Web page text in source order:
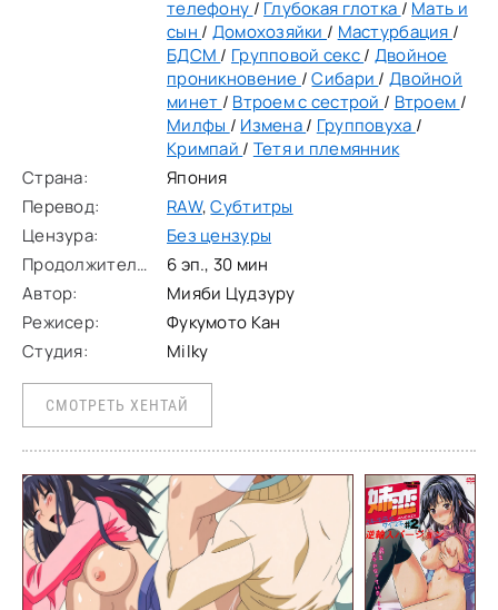
телефону / Глубокая глотка / Мать и
сын / Домохозяйки / Мастурбация /
БДСМ / Групповой секс/ Двойное
проникновение /Сибари /Двойной
минет / Втроем с сестрой / Втроем /
Милфы / Измена/ Групповуха /
Кримпай / Тетя и племянник
Страна:
Япония
Перевод:
RAW,Субтитры
Цензура:
Без цензуры
Продолжительность:
6 эп., 30 мин
Автор:
Мияби Цудзуру
Режисер:
Фукумото Кан
Студия:
Milky
СМОТРЕТЬ ХЕНТАЙ